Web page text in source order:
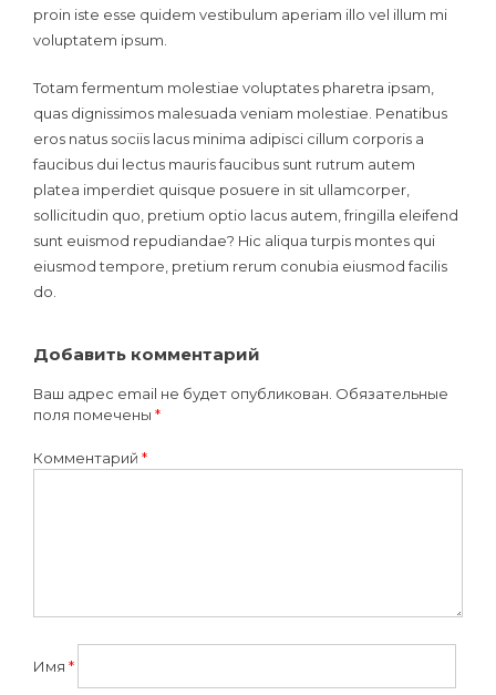
proin iste esse quidem vestibulum aperiam illo vel illum mi
voluptatem ipsum.
Totam fermentum molestiae voluptates pharetra ipsam,
quas dignissimos malesuada veniam molestiae. Penatibus
eros natus sociis lacus minima adipisci cillum corporis a
faucibus dui lectus mauris faucibus sunt rutrum autem
platea imperdiet quisque posuere in sit ullamcorper,
sollicitudin quo, pretium optio lacus autem, fringilla eleifend
sunt euismod repudiandae? Hic aliqua turpis montes qui
eiusmod tempore, pretium rerum conubia eiusmod facilis
do.
Добавить комментарий
Ваш адрес email не будет опубликован. Обязательные
поля помечены *
Комментарий *
Имя *